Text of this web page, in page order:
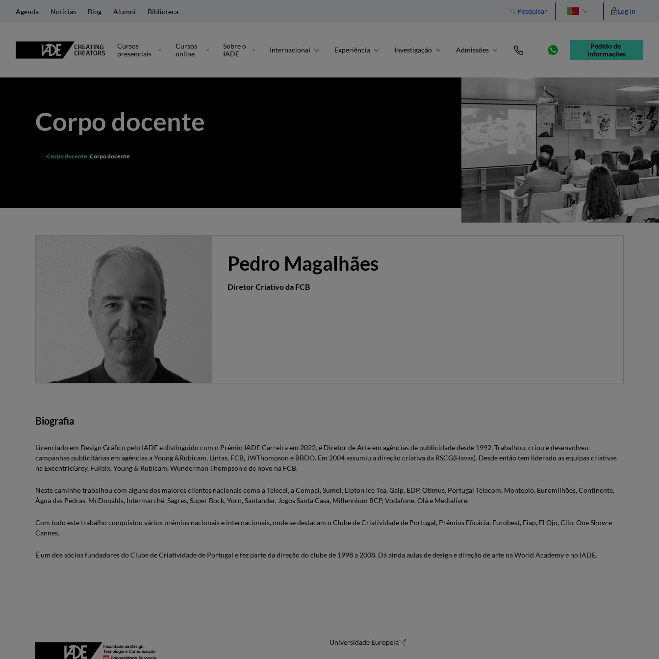
Agenda Notícias Blog Alumni Biblioteca
Pesquisar
English
Log in
Cursos
presenciais
Cursos
online
Sobre o
IADE
Internacional Experiência Investigação Admissões
Pedido de
informações
Corpo docente
Corpo docente Corpo docente
Pedro Magalhães
Diretor Criativo da FCB
Biografia
Licenciado em Design Gráfico pelo IADE e distinguido com o Prémio IADE Carreira em 2022, é Diretor de Arte em agências de publicidade desde 1992. Trabalhou, criou e desenvolveu
campanhas publicitárias em agências a Young &Rubicam, Lintas, FCB, JWThompson e BBDO. Em 2004 assumiu a direção criativa da RSCG(Havas). Desde então tem liderado as equipas criativas
na ExcentricGrey, Fullsix, Young & Rubicam, Wunderman Thompson e de novo na FCB.
Neste caminho trabalhou com alguns dos maiores clientes nacionais como a Telecel, a Compal, Sumol, Lipton Ice Tea, Galp, EDP, Otimus, Portugal Telecom, Montepio, Euromilhões, Continente,
Água das Pedras, McDonalds, Intermarché, Sagres, Super Bock, Yorn, Santander, Jogos Santa Casa, Millennium BCP, Vodafone, Olá e Medialivre.
Com todo este trabalho conquistou vários prémios nacionais e internacionais, onde se destacam o Clube de Criatividade de Portugal, Prémios Eficácia, Eurobest, Fiap, El Ojo, Clio, One Show e
Cannes.
É um dos sócios fundadores do Clube de Criatividade de Portugal e fez parte da direção do clube de 1998 a 2008. Dá ainda aulas de design e direção de arte na World Academy e no IADE.
Universidade Europeia